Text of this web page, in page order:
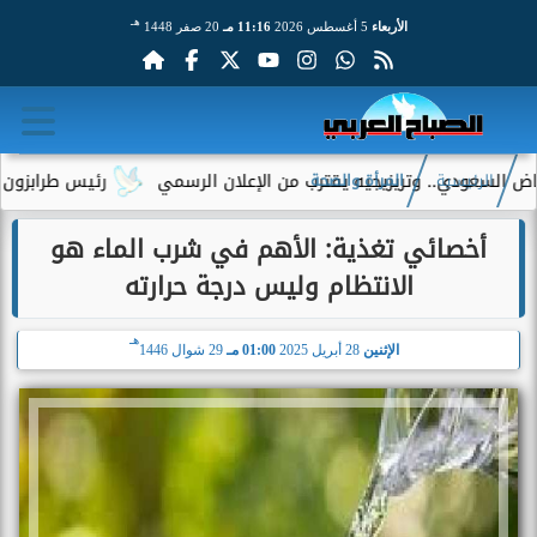
الأربعاء 11:16 مـ 20 صفر 1448 هـ
رئيس طرابزون وتريزيجيه يقترب من الإعلان الرسمي
الرئيسية المرأة والصحة
أخصائي تغذية: الأهم في شرب الماء هو
الانتظام وليس درجة حرارته
الإثنين 28 أبريل 2025 01:00 مـ 29 شوال 1446
هـ